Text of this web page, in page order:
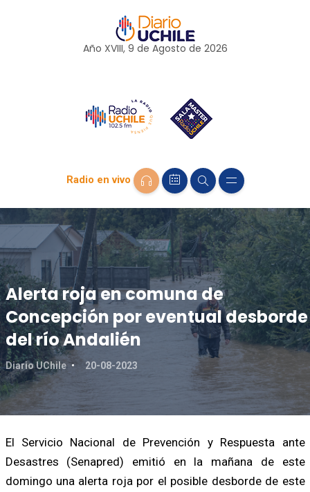
Año XVIII, 9 de Agosto de 2026
Radio en vivo
Alerta roja en comuna de
Concepción por eventual desborde
del río Andalién
Diario UChile 20-08-2023
El Servicio Nacional de Prevención y Respuesta ante
Desastres (Senapred) emitió en la mañana de este
domingo una alerta roja por el posible desborde de este